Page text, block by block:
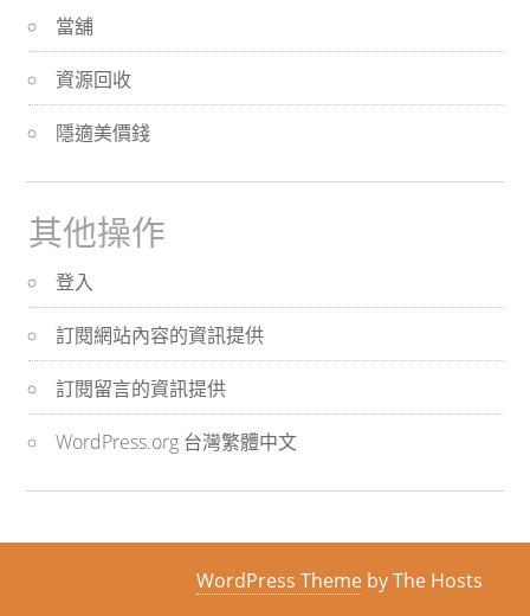
當舖
資源回收
隱適美價錢
其他操作
登入
訂閱網站內容的資訊提供
訂閱留言的資訊提供
WordPress.org 台灣繁體中文
WordPress Theme by The Hosts